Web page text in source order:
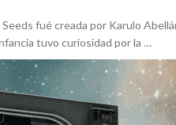
Seeds fué creada por Karulo
tuvo curiosidad por la …